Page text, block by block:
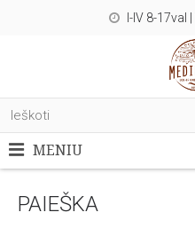
I-IV 8-17val
MENIU
PAIEŠKA